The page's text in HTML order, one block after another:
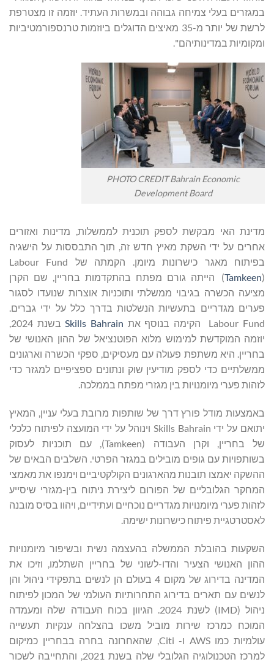
במגזרים בעלי צמיחה גבוהה ובמשרות העתיד. יוזמה זו מצטרפת
לרשת של יותר מ-35 מאיצים הדוגלים ביוזמות טרנספורמטיביות
ומקומיות במדינותיהם".
PHOTO CREDIT Bahrain Economic
Development Board
מדינת האי מבקשת לספק תוכנית לממשלות, מדינות ואזורים
אחרים על ידי השקת מאיץ חדש זה, תוך התבססות על הישגיה
בפיתוח מאגר כישרונות מיומן. הקמתה של Labour Fund
(Tamkeen
) הייתה גורם מפתח בהתקדמות בחריין, שם הקרן
מציעה הכשרה בגיבוי ממשלתי ותוכניות אוצרות שנועדו לסגור
פערים מגדריים בתעשיות הנשלטות בדרך כלל על ידי גברים.
Labour Fund הקימה בנוסף את
Skills Bahrain
בשנת 2024,
יוזמה המוקדשת למימוש מלוא הפוטנציאל של ההון האנושי של
בחריין. היא משתפת פעולה עם מעסיקים, ספקי הכשרה וארגונים
ממשלתיים כדי לספק מודיעין שוק ונתונים ספציפיים למגזר כדי
לזהות פערי מיומנויות בין מגזרי מפתח בממלכה.
באמצעות מודל פורץ דרך של שותפות מרובת בעלי עניין, המאיץ
יתואם על ידי Skills Bahrain וינוהל על ידי המועצה לפיתוח כלכלי
של בחריין, וקרן העבודה (Tamkeen), עם תוכניות לעסוק
בשותפויות עם גופים מובילים במגזר הפרטי. השלבים הבאים של
ההשקה יאמצו תובנות מהארגונים הקולקטיביים וימנפו את מאמצי
המחקר הגלובליים של הפורום ליצירת ניתוח בין-מגזרי שיסייע
לזהות פערי מיומנויות מגדריים נוכחיים ועתידיים, ויהוו בסיס מובנה
לאסטרטגיית פיתוח כישרונות ישימה.
השקעות בהובלת הממשלה בהעצמה נשית ובשיפור מיומנויות
ההון האנושי הצעיר והדו-לשוני של בחריין השתלמו, וזיכו את
המדינה בדירוג של מקום 4 בעולם הן לנשים בתפקידי ניהול והן
לנשים עם תארים בדירוג התחרותיות העולמי של המכון לפיתוח
ניהול (IMD) לשנת 2024. הגיוון בכוח העבודה שלה ומעמדה
המוכח כמרכז שירות מוביל משכו בהצלחה ענקיות תעשייה
עולמיות כמו AWS ו- Citi, שהאחרונה בחרה בבחריין כמיקום
למרכז הטכנולוגיה הגלובלי שלה בשנת 2021, והתחייבה לשכור